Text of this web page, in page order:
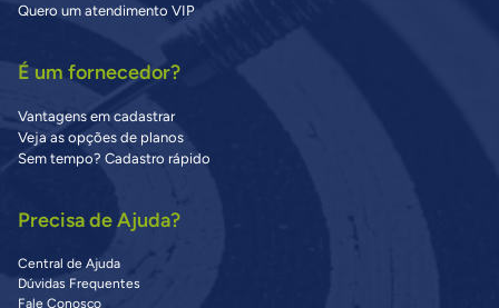
Quero um atendimento VIP
É um fornecedor?
Vantagens em cadastrar
Veja as opções de planos
Sem tempo? Cadastro rápido
Precisa de Ajuda?
Central de Ajuda
Dúvidas Frequentes
Fale Conosco